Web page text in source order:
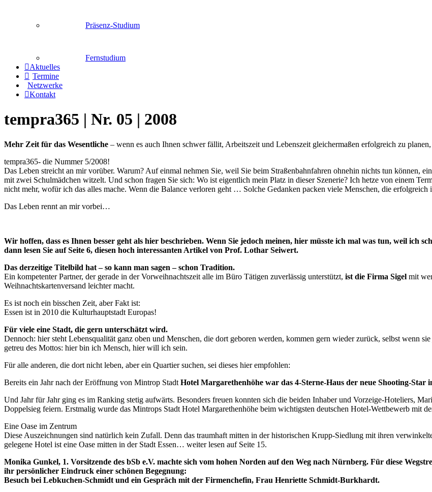
Präsenz-Studium
Fernstudium
Aktuelles
Termine
Netzwerke
Kontakt
tempra365 | Nr. 05 | 2008
Mehr Zeit für das Wesentliche – wenn es auch Ihnen schwer fällit, Arbeitszeit und Lebenszeit gleichermaßen erfolgreich zu
tempra365- die Nummer 5/2008!
Das Leben streicht an mir vorüber. Warum? Auf einmal nehmen Sie, weil Sie beim Straßenbahnfahren ohnehin nichts tun können,
mit zwei Schulmädchen witzelt. Und schon fragen Sie sich: Wo ist eigentlich mein Platz in dieser Szenerie? Ich hetze von einem
nicht mehr, wofür ich das alles mache. Wenn die Balance verloren geht … Solche Gedanken packen viele Menschen, die
Das Leben rennt an mir vorbei…
Wir hoffen, dass es Ihnen besser geht als hier beschrieben. Wenn Sie jedoch meinen, hier müsste ich mal was tun, weil
dann lesen Sie auf Seite 6, diesen hoch interessanten Artikel von Prof. Lothar Seiwert.
Das derzeitige Titelbild hat – so kann man sagen – schon Tradition.
Ein kompetenter Partner, der gerade in der Vorweihnachtszeit alle im Büro Tätigen zuverlässig unterstützt, ist die Firma Sigel mit
Weihnachtskartenversand leichter macht.
Es ist noch ein bisschen Zeit, aber Fakt ist:
Essen ist in 2010 die Kulturhauptstadt Europas!
Für viele eine Stadt, die gern unterschätzt wird.
Dennoch: hier steht Lebensqualität ganz oben und Menschen, die dort geboren werden, kommen gern wieder zurück, selbst wenn
getreu des Mottos: hier bin ich Mensch, hier will ich sein.
Für alle anderen, die dort nicht leben, aber ein Quartier suchen, sei dieses hier empfohlen:
Bereits ein Jahr nach der Eröffnung von Mintrop Stadt Hotel Margarethenhöhe war das 4-Sterne-Haus der neue Shooting-Star
Und Jahr für Jahr ging es im Ranking stetig aufwärts. Besonders freuen konnten sich die beiden Inhaber und Vorzeige-Hoteliers,
Doppelsieg feiern. Erstmalig wurde das Mintrops Stadt Hotel Margarethenhöhe beim wichtigsten deutschen Hotel-Wettbewerb mit
Eine Oase im Zentrum
Diese Auszeichnungen sind natürlich kein Zufall. Denn das traumhaft mitten in der historischen Krupp-Siedlung mit ihren
gelegene Hotel ist eine Oase mitten in der Stadt Essen… weiter lesen auf Seite 15.
Monika Gunkel, 1. Vorsitzende des bSb e.V. machte sich vom hohen Norden auf den Weg nach Nürnberg. Für diese
ihr persönlicher Eindruck einer schönen Begegnung:
Besuch bei Lebkuchen-Schmidt und ein Gespräch mit der Firmenchefin, Frau Henriette Schmidt-Burkhardt.